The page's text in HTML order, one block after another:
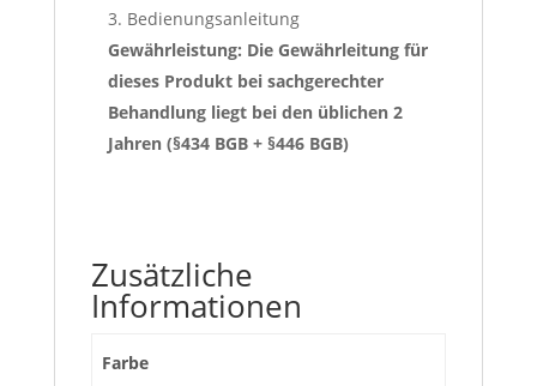
3. Bedienungsanleitung
Gewährleistung: Die Gewährleitung für
dieses Produkt bei sachgerechter
Behandlung liegt bei den üblichen 2
Jahren (§434 BGB + §446 BGB)
Zusätzliche
Informationen
Farbe